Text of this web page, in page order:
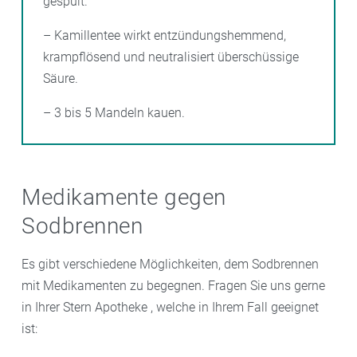
– Kamillentee wirkt entzündungshemmend,
krampflösend und neutralisiert überschüssige
Säure.
– 3 bis 5 Mandeln kauen.
Medikamente gegen
Sodbrennen
Es gibt verschiedene Möglichkeiten, dem Sodbrennen
mit Medikamenten zu begegnen. Fragen Sie uns gerne
in Ihrer Stern Apotheke , welche in Ihrem Fall geeignet
ist: